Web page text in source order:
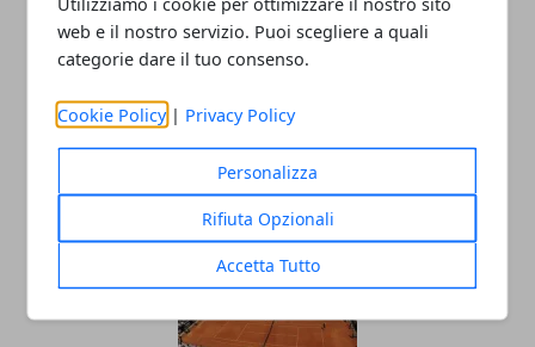
web e il nostro servizio. Puoi scegliere a quali
categorie dare il tuo consenso.
Cookie Policy | Privacy Policy
Personalizza
Rifiuta Opzionali
Accetta Tutto
Racchette da tennis: quanto incidono
sul gioco del principiante